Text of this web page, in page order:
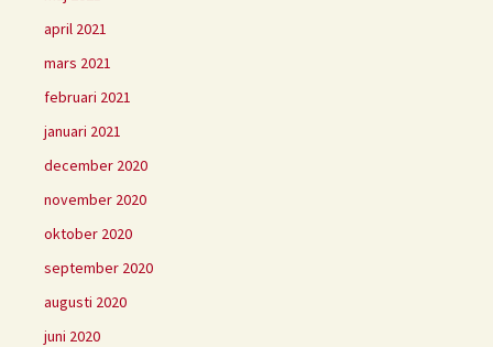
april 2021
mars 2021
februari 2021
januari 2021
december 2020
november 2020
oktober 2020
september 2020
augusti 2020
juni 2020